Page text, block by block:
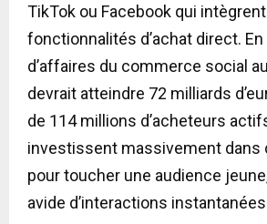
TikTok ou Facebook qui
fonctionnalités d’achat direct.
d’affaires du commerce social
devrait atteindre 72 milliards
de 114 millions d’acheteurs
investissent massivement dans
pour toucher une audience
avide d’interactions